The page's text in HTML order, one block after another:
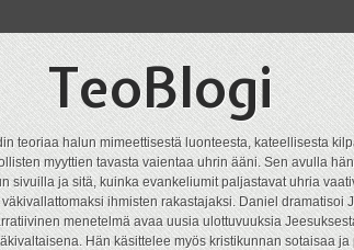
TeoBlogi
teoriaa halun mimeettisestä luonteesta, kateellisesta
myyttien tavasta vaientaa uhrin ääni. Sen avulla
sivuilla ja sitä, kuinka evankeliumit paljastavat uhria
ihmisten rakastajaksi. Daniel dramatisoi
menetelmä avaa uusia ulottuvuuksia
Hän käsittelee myös kristikunnan sotaisaa